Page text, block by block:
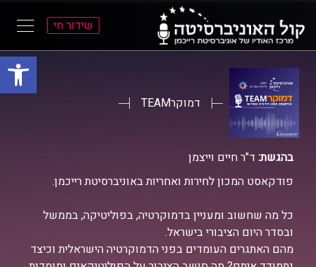
פתח
הראשי
הראשי
שידור חי
דמוקרTEAM
בהגשת: ד"ר חיים וייצמן
פודקאסט המכון לחירות ואחריות באוניברסיטת רייכמן.
כל מה שחשוב ומעניין בדמוקרטיה, בפוליטיקה, בממשל
ובסדר היום הציבורי בישראל.
מהם האתגרים העומדים בפני הדמוקרטיה הישראלית וכיצד